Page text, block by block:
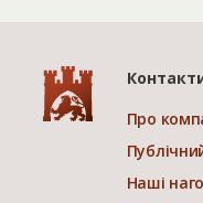
Про
Наші